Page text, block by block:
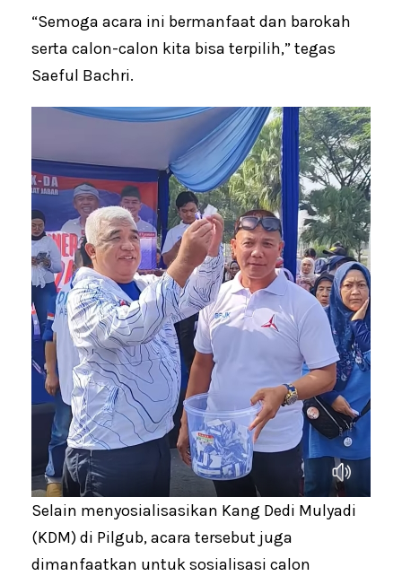
“Semoga acara ini bermanfaat dan barokah
serta calon-calon kita bisa terpilih,” tegas
Saeful Bachri.
Selain menyosialisasikan Kang Dedi Mulyadi
(KDM) di Pilgub, acara tersebut juga
dimanfaatkan untuk sosialisasi calon